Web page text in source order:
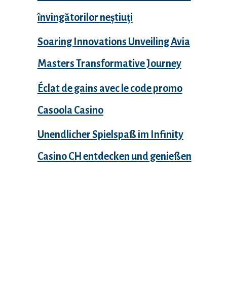
învingătorilor neștiuți
Soaring Innovations Unveiling Avia
Masters Transformative Journey
Éclat de gains avec le code promo
Casoola Casino
Unendlicher Spielspaß im Infinity
Casino CH entdecken und genießen